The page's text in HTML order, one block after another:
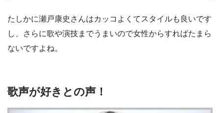
たしかに瀬戸康史さんはカッコよくてスタイルも良いです
し、さらに歌や演技までうまいので女性からすればたまら
ないですよね。
歌声が好きとの声！